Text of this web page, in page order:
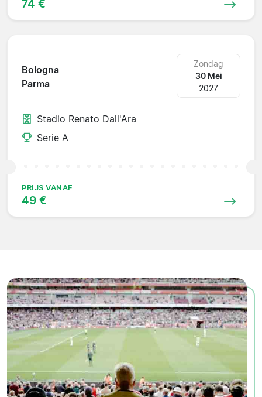
74 €
Bologna
Parma
Zondag
30 Mei
2027
Stadio Renato Dall'Ara
Serie A
PRIJS VANAF
49 €